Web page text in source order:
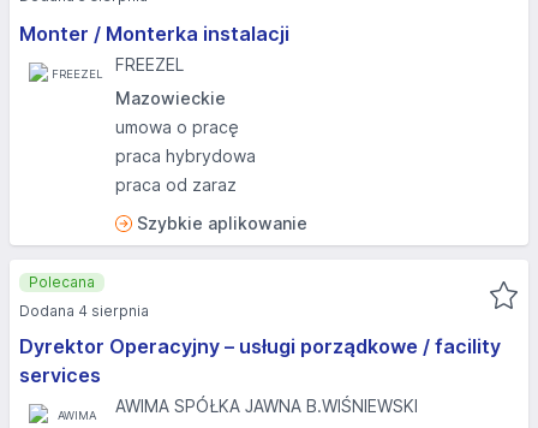
Monter / Monterka instalacji
FREEZEL
Mazowieckie
umowa o pracę
praca hybrydowa
praca od zaraz
Szybkie aplikowanie
Dyrektor Operacyjny – usługi porządkowe / facility
services
AWIMA SPÓŁKA JAWNA B.WIŚNIEWSKI
Polecana
Dodana 4 sierpnia